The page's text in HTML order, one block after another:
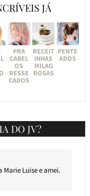
JÁ
PRA
CABEL
OS
RESSE
CADOS
RECEIT
INHAS
MILAG
ROSAS
PENTE
ADOS
DO JV?
Marie Luise e amei.